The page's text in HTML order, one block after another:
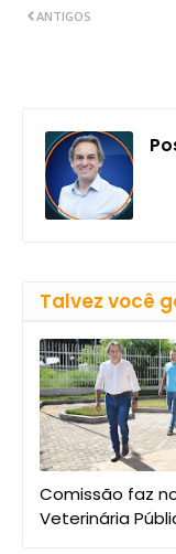
ANTIGOS
Talvez você
Comissão faz
Veterinária